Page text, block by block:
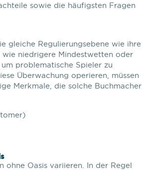
sowie die häufigsten Fragen
gleiche Regulierungsebene wie ihre
niedrigere Mindestwetten oder
problematische Spieler zu
Überwachung operieren, müssen
Merkmale, die solche Buchmacher
ohne Oasis variieren. In der Regel